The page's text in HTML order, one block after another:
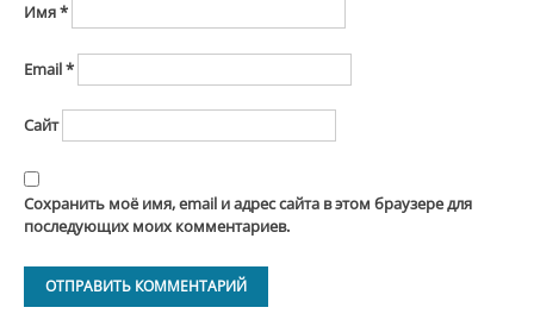
Имя*
Email*
Сайт
Сохранить моё имя, email и адрес сайта в этом браузере для
последующих моих комментариев.